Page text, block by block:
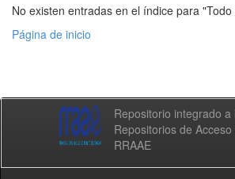
No existen entradas en el índice para "Todo
Página de inicio
Repositorio integrado a
Repositorios de
RRAAE